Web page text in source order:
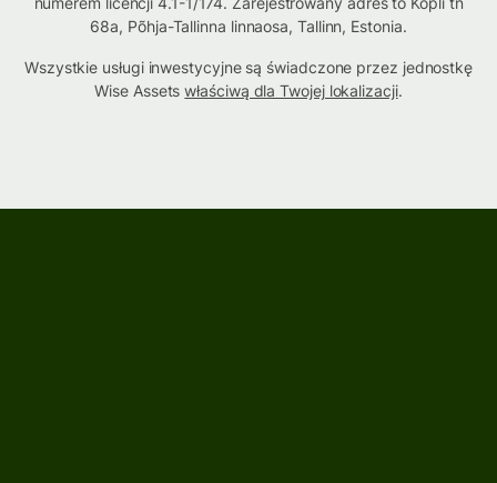
68a, Põhja-Tallinna linnaosa, Tallinn, Estonia.
Wszystkie usługi inwestycyjne są świadczone przez jednostkę
Wise Assetswłaściwą dla Twojej lokalizacji.